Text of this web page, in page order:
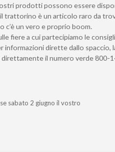
prodotti possono essere
trattorino è un articolo raro da
c’è un vero e proprio boom.
fiere a cui partecipiamo le
informazioni dirette dallo spaccio,
il numero verde 800-
sabato 2 giugno il vostro